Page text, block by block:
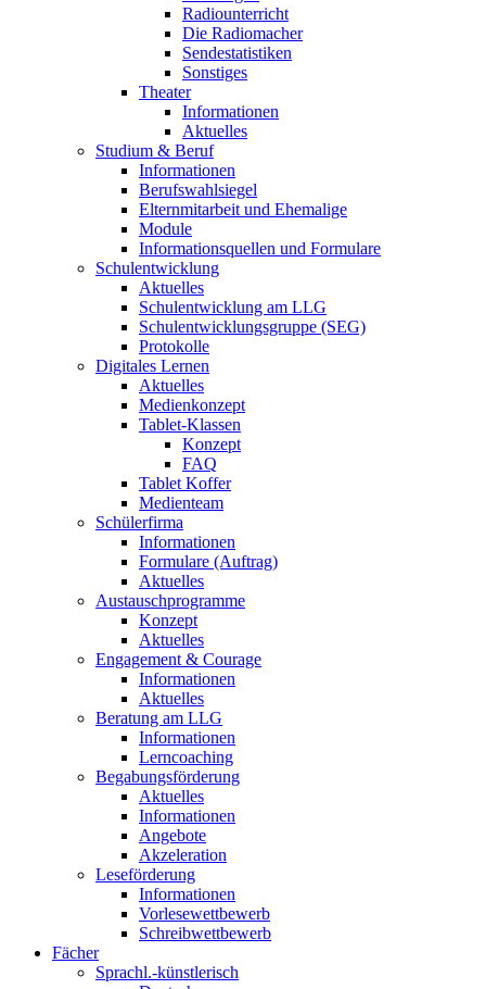
Radiounterricht
Die Radiomacher
Sendestatistiken
Sonstiges
Theater
Informationen
Aktuelles
Studium & Beruf
Informationen
Berufswahlsiegel
Elternmitarbeit und Ehemalige
Module
Informationsquellen und Formulare
Schulentwicklung
Aktuelles
Schulentwicklung am LLG
Schulentwicklungsgruppe (SEG)
Protokolle
Digitales Lernen
Aktuelles
Medienkonzept
Tablet-Klassen
Konzept
FAQ
Tablet Koffer
Medienteam
Schülerfirma
Informationen
Formulare (Auftrag)
Aktuelles
Austauschprogramme
Konzept
Aktuelles
Engagement & Courage
Informationen
Aktuelles
Beratung am LLG
Informationen
Lerncoaching
Begabungsförderung
Aktuelles
Informationen
Angebote
Akzeleration
Leseförderung
Informationen
Vorlesewettbewerb
Schreibwettbewerb
Fächer
Sprachl.-künstlerisch